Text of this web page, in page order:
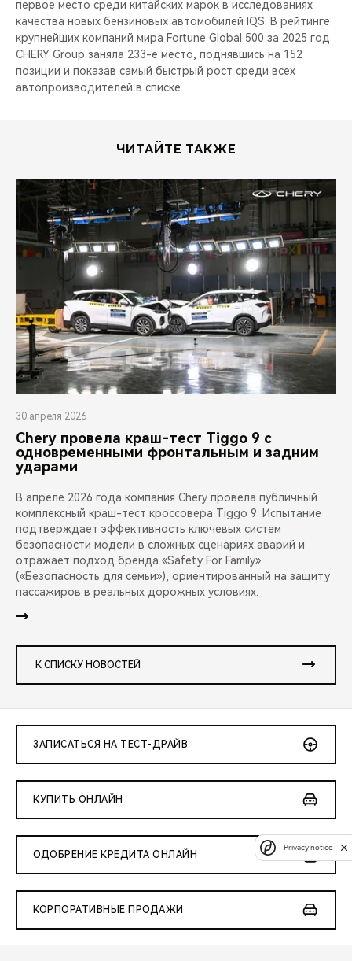
первое место среди китайских марок в исследованиях
качества новых бензиновых автомобилей IQS. В рейтинге
крупнейших компаний мира Fortune Global 500 за 2025 год
CHERY Group заняла 233-е место, поднявшись на 152
позиции и показав самый быстрый рост среди всех
автопроизводителей в списке.
ЧИТАЙТЕ ТАКЖЕ
30 апреля 2026
Chery провела краш-тест Tiggo 9 с
одновременными фронтальным и задним
ударами
В апреле 2026 года компания Chery провела публичный
комплексный краш-тест кроссовера Tiggo 9. Испытание
подтверждает эффективность ключевых систем
безопасности модели в сложных сценариях аварий и
отражает подход бренда «Safety For Family»
(«Безопасность для семьи»), ориентированный на защиту
пассажиров в реальных дорожных условиях.
К СПИСКУ НОВОСТЕЙ
ЗАПИСАТЬСЯ НА ТЕСТ-ДРАЙВ
КУПИТЬ ОНЛАЙН
ОДОБРЕНИЕ КРЕДИТА ОНЛАЙН
КОРПОРАТИВНЫЕ ПРОДАЖИ
Privacy notice